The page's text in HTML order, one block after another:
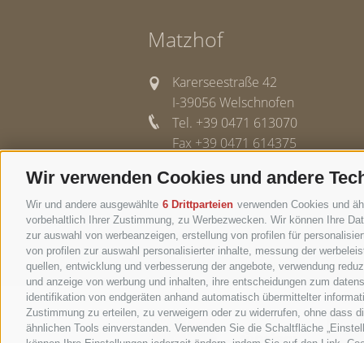
Wir verwenden Cookies und andere
Wir und andere ausgewählte 6 Drittparteien verwenden Cookies und
vorbehaltlich Ihrer Zustimmung, zu Werbezwecken. Wir können Ihre
zur auswahl von werbeanzeigen, erstellung von profilen für
von profilen zur auswahl personalisierter inhalte, messung der
quellen, entwicklung und verbesserung der angebote, verwendung
und anzeige von werbung und inhalten, ihre entscheidungen zum
identifikation von endgeräten anhand automatisch übermittelter
Zustimmung zu erteilen, zu verweigern oder zu widerrufen, ohne dass
ähnlichen Tools einverstanden. Verwenden Sie die Schaltfläche
Matzhof
Karerseestraße 42
I-39056 Welschnofen
Tel. +39 0471 613070
Fax +39 0471 614375
IMPRESSUM SITEMAP COOKIE-RICHTLINIE